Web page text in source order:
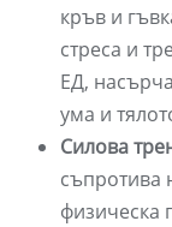
кръв и
стреса и
ЕД,
ума и
Силова
съпротива
физическа